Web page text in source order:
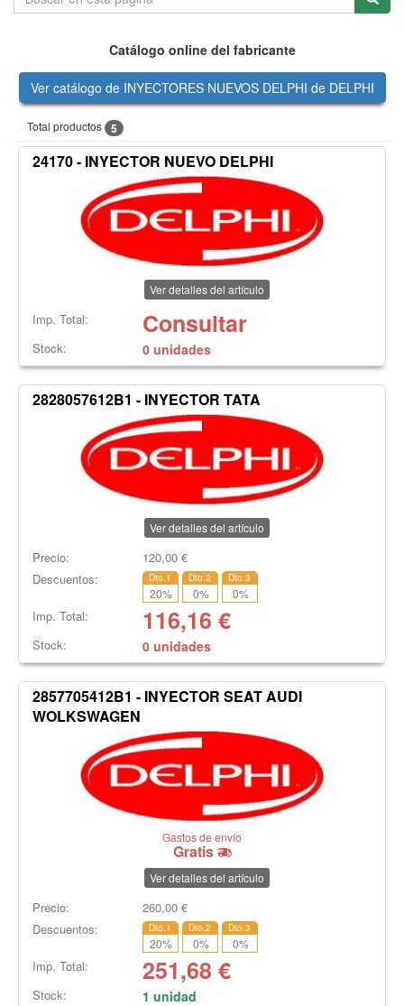
Catálogo online del fabricante
Ver catálogo de INYECTORES NUEVOS DELPHI de DELPHI
Total productos 5
24170 - INYECTOR NUEVO DELPHI
Ver detalles del artículo
Imp. Total: Consultar
Stock: 0 unidades
2828057612B1 - INYECTOR TATA
Ver detalles del artículo
Precio: 120,00€
Descuentos:
Dto.1
20%
Dto.2
0%
Dto.3
0%
Imp. Total: 116,16 €
Stock: 0 unidades
2857705412B1 - INYECTOR SEAT AUDI
WOLKSWAGEN
Gastos de envío
Gratis
Ver detalles del artículo
Precio: 260,00€
Descuentos:
Dto.1
20%
Dto.2
0%
Dto.3
0%
Imp. Total: 251,68 €
Stock: 1 unidad